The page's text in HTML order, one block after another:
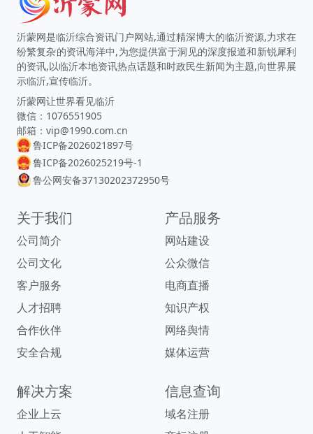
沂蒙网是临沂综合资讯门户网站,通过精深博大的临沂资源,力求在
纷繁复杂的资讯海洋中,为您提供富于洞见的深度报道和新锐犀利
的资讯,以临沂本地资讯热点话题和时政民生新闻为主题,向世界展
示临沂,宣传临沂。
沂蒙网让世界看见临沂
微信：1076551905
邮箱：vip@1990.com.cn
鲁ICP备2026021897号
鲁ICP备2026025219号-1
鲁公网安备37130202372950号
关于我们
公司简介
公司文化
客户服务
人才招聘
合作伙伴
安全合规
产品服务
网站建设
公众微信
电商直播
知识产权
网络舆情
媒体运营
解决方案
企业上云
信息查询
域名注册